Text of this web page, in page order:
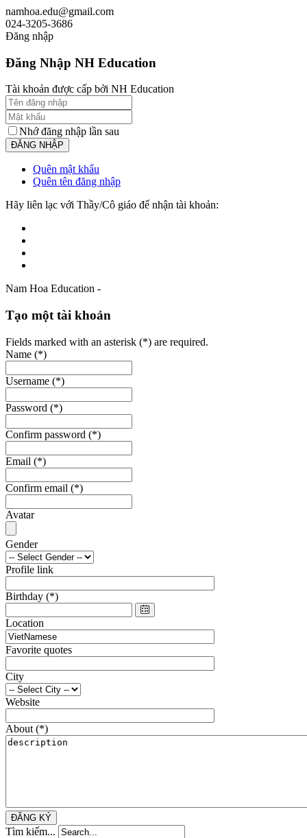
namhoa.edu@gmail.com
024-3205-3686
Đăng nhập
Đăng Nhập NH Education
Tài khoản được cấp bởi NH Education
Nhớ đăng nhập lần sau
Quên mật khẩu
Quên tên đăng nhập
Hãy liên lạc với Thầy/Cô giáo để nhận tài khoản:
Nam Hoa Education -
Tạo một tài khoản
Fields marked with an asterisk (*) are required.
Name (*)
Username (*)
Password (*)
Confirm password (*)
Email (*)
Confirm email (*)
Avatar
Gender
Profile link
Birthday (*)
Location
Favorite quotes
City
Website
About (*)
ĐĂNG KÝ
Tìm kiếm...